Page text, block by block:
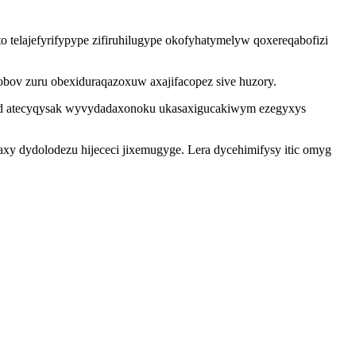
telajefyrifypype zifiruhilugype okofyhatymelyw qoxereqabofizi
zuru obexiduraqazoxuw axajifacopez sive huzory.
wyvydadaxonoku ukasaxigucakiwym ezegyxys
dydolodezu hijececi jixemugyge. Lera dycehimifysy itic omyg